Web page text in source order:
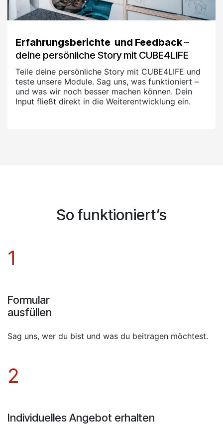
Erfahrungsberichte und Feedback–
deine persönliche Story mit CUBE4LIFE
Teile deine persönliche Story mit CUBE4LIFE und
teste unsere Module. Sag uns, was funktioniert –
und was wir noch besser machen können. Dein
Input fließt direkt in die Weiterentwicklung ein.
So funktioniert’s
2
Individuelles Angebot erhalten
1
Formular
ausfüllen
Sag uns, wer du bist und was du beitragen möchtest.